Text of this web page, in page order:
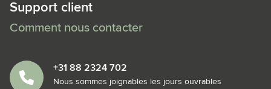
Support client
Comment nous contacter
+31 88 2324 702
Nous sommes joignables les jours ouvrables